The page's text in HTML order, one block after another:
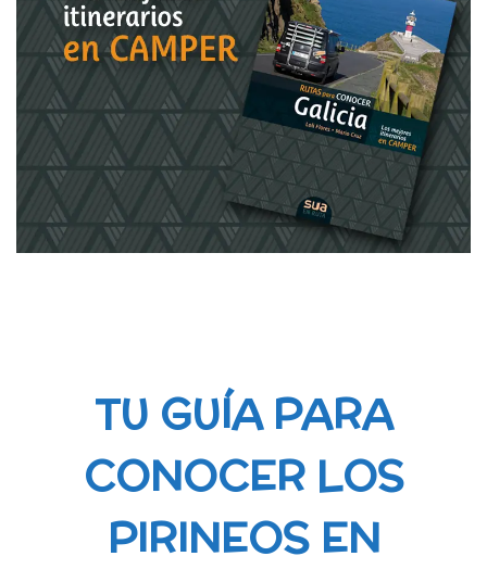
TU GUÍA PARA
CONOCER LOS
PIRINEOS EN